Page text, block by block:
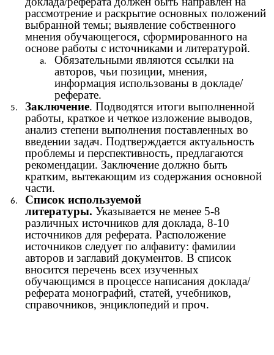
рассмотрение и раскрытие основных положений
выбранной темы; выявление собственного
мнения обучающегося, сформированного на
основе работы с источниками и литературой.
Обязательными являются ссылки на
авторов, чьи позиции, мнения,
информация использованы в докладе/
реферате.
Заключение. Подводятся итоги выполненной
работы, краткое и четкое изложение выводов,
анализ степени выполнения поставленных во
введении задач. Подтверждается актуальность
проблемы и перспективность, предлагаются
рекомендации. Заключение должно быть
кратким, вытекающим из содержания основной
части.
Список используемой
литературы. Указывается не менее 5-8
различных источников для доклада, 8-10
источников для реферата. Расположение
источников следует по алфавиту: фамилии
авторов и заглавий документов. В список
вносится перечень всех изученных
обучающимся в процессе написания доклада/
реферата монографий, статей, учебников,
справочников, энциклопедий и проч.